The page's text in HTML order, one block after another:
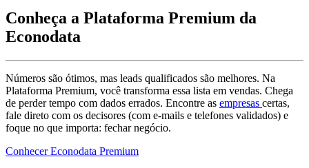
Conheça a Plataforma Premium da
Econodata
Números são ótimos, mas leads qualificados são melhores. Na
Plataforma Premium, você transforma essa lista em vendas. Chega
de perder tempo com dados errados. Encontre as empresas certas,
fale direto com os decisores (com e-mails e telefones validados) e
foque no que importa: fechar negócio.
Conhecer Econodata Premium